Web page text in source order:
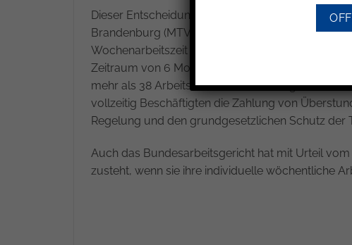
Dieser Entscheidung lag der nachfolgende
Brandenburg (MTV) haben die
Wochenarbeitszeit für Vollzeitbeschäftigte von
Zeitraum von 6 Monaten leistete sie über ihre
mehr als 38 Arbeitsstunden. Sie verlangte mit
vollzeitig Beschäftigten die Zahlung von
Regelung und den grundgesetzlichen Schutz der
Auch das Bundesarbeitsgericht hat mit Urteil
zusteht, wenn sie ihre individuelle wöchentliche